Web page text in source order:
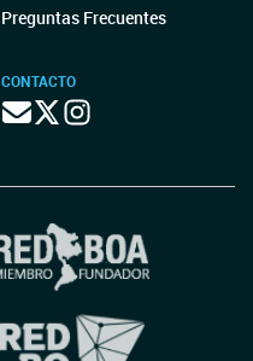
Preguntas Frecuentes
CONTACTO